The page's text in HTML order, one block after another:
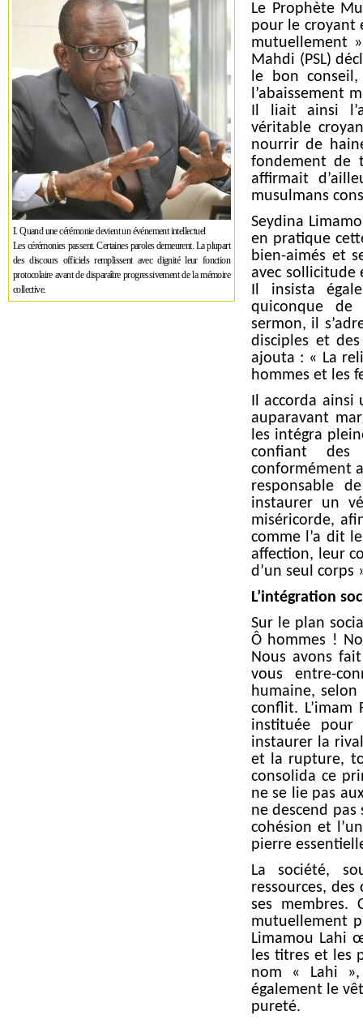
I. Quand une cérémonie devient un événement intellectuel
Les cérémonies passent. Certaines paroles demeurent. La plupart
des discours officiels remplissent avec dignité leur fonction
protocolaire avant de disparaître progressivement de la mémoire
collective.
Le Prophète
pour le croyant
mutuellement
Mahdi (PSL)
le bon conseil,
l’abaissement
Il liait ainsi
véritable
nourrir de
fondement de
affirmait
musulmans
Seydina
en pratique
bien-aimés et
avec sollicitude
Il insista
quiconque de
sermon, il
disciples et
ajouta : « La
hommes et les
Il accorda ainsi
auparavant
les intégra
confiant des
conformément
responsable
instaurer un
miséricorde,
comme l’a dit
affection, leur
d’un seul corps
L’intégration
Sur le plan
Ô hommes !
Nous avons
vous entre-
humaine,
conflit.
instituée pour
instaurer la
et la rupture,
consolida ce
ne se lie pas
ne descend
cohésion et
pierre
La société,
ressources,
ses membres.
mutuellement
Limamou Lahi
les titres et les
nom « Lahi
également le
pureté.